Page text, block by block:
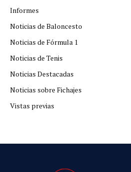
Informes
Noticias de Baloncesto
Noticias de Fórmula 1
Noticias de Tenis
Noticias Destacadas
Noticias sobre Fichajes
Vistas previas